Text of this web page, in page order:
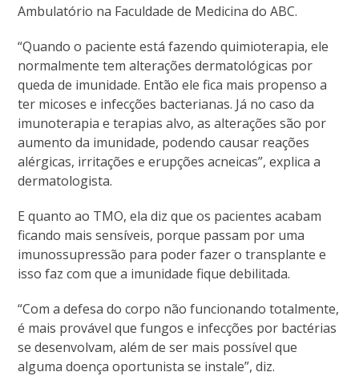
Ambulatório na Faculdade de Medicina do ABC.
“Quando o paciente está fazendo quimioterapia, ele
normalmente tem alterações dermatológicas por
queda de imunidade. Então ele fica mais propenso a
ter micoses e infecções bacterianas. Já no caso da
imunoterapia e terapias alvo, as alterações são por
aumento da imunidade, podendo causar reações
alérgicas, irritações e erupções acneicas”, explica a
dermatologista.
E quanto ao TMO, ela diz que os pacientes acabam
ficando mais sensíveis, porque passam por uma
imunossupressão para poder fazer o transplante e
isso faz com que a imunidade fique debilitada.
“Com a defesa do corpo não funcionando totalmente,
é mais provável que fungos e infecções por bactérias
se desenvolvam, além de ser mais possível que
alguma doença oportunista se instale”, diz.